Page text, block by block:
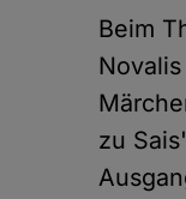
Beim
zu